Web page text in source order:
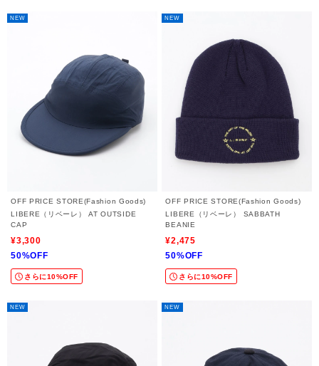
NEW
OFF PRICE STORE(Fashion Goods)
LIBERE（リベーレ） AT OUTSIDE
CAP
¥3,300
50%OFF
さらに10%OFF
NEW
OFF PRICE STORE(Fashion Goods)
LIBERE（リベーレ） SABBATH
BEANIE
¥2,475
50%OFF
さらに10%OFF
NEW NEW